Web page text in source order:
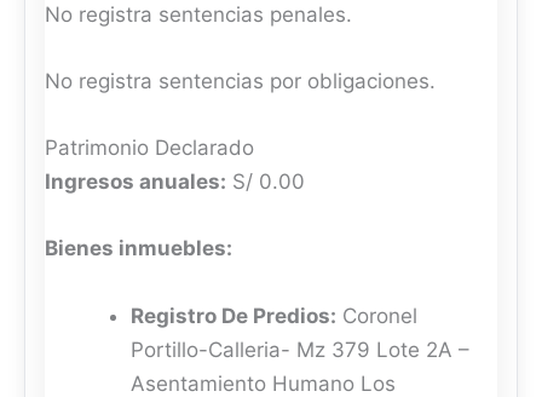
No registra sentencias penales.
No registra sentencias por obligaciones.
Patrimonio Declarado
Ingresos anuales: S/ 0.00
Bienes inmuebles:
Registro De Predios: Coronel
Portillo-Calleria- Mz 379 Lote 2A –
Asentamiento Humano Los